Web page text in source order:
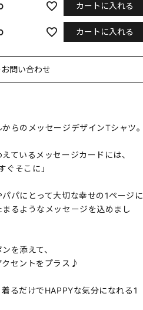
カートに入れる
カートに入れる
問い合わせ
らのメッセージデザインTシャツ。
ているメッセージカードには、
そこに」
パにとって大切な幸せの1ページに
るようなメッセージを込めまし
を添えて、
セントをプラス♪
るだけでHAPPYな気分になれる1